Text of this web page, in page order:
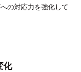
の対応力を強化して
化